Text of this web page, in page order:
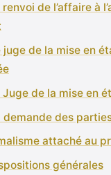
de l’affaire à
de la mise en
de la mise en
des
attaché au
générales